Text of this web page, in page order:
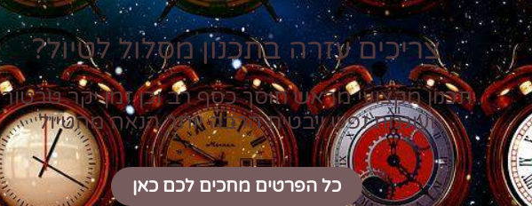
צריכים עזרה בתכנון מסלול לטיול?
תכנון מקצועי מראש חוסך כסף רב וכן זמן יקר טרטור
ועוגמת נפש ויבטיח הרבה יותר הנאה מהטיול
כל הפרטים מחכים לכם כאן